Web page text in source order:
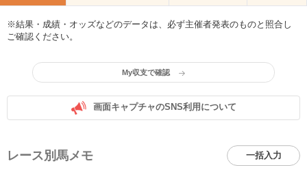
※結果・成績・オッズなどのデータは、必ず主催者発表のものと照合し
ご確認ください。
My収支で確認
画面キャプチャのSNS利用について
レース別馬メモ 一括入力